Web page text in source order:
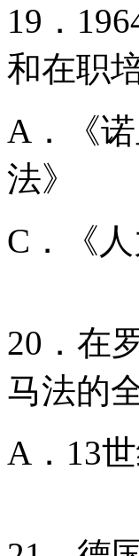
19．
和在职
A．《
法》
C．《
20．在
马法的
A．13